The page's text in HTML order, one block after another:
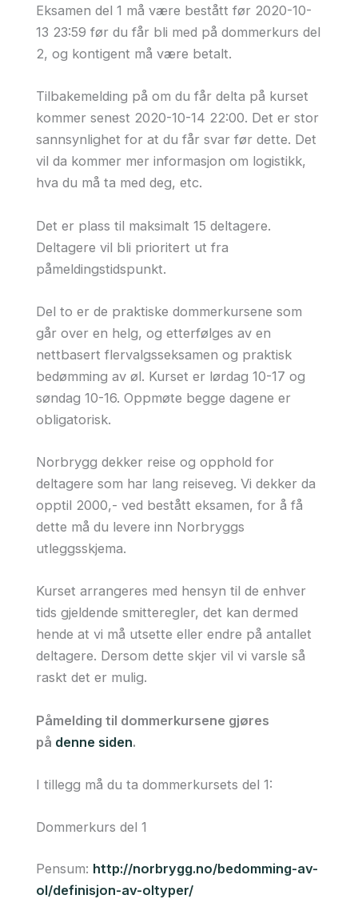
Eksamen del 1 må være bestått før 2020-10-
13 23:59 før du får bli med på dommerkurs del
2, og kontigent må være betalt.
Tilbakemelding på om du får delta på kurset
kommer senest 2020-10-14 22:00. Det er stor
sannsynlighet for at du får svar før dette. Det
vil da kommer mer informasjon om logistikk,
hva du må ta med deg, etc.
Det er plass til maksimalt 15 deltagere.
Deltagere vil bli prioritert ut fra
påmeldingstidspunkt.
Del to er de praktiske dommerkursene som
går over en helg, og etterfølges av en
nettbasert flervalgsseksamen og praktisk
bedømming av øl. Kurset er lørdag 10-17 og
søndag 10-16. Oppmøte begge dagene er
obligatorisk.
Norbrygg dekker reise og opphold for
deltagere som har lang reiseveg. Vi dekker da
opptil 2000,- ved bestått eksamen, for å få
dette må du levere inn Norbryggs
utleggsskjema.
Kurset arrangeres med hensyn til de enhver
tids gjeldende smitteregler, det kan dermed
hende at vi må utsette eller endre på antallet
deltagere. Dersom dette skjer vil vi varsle så
raskt det er mulig.
Påmelding til dommerkursene gjøres
på denne siden.
I tillegg må du ta dommerkursets del 1:
Dommerkurs del 1
Pensum: http://norbrygg.no/bedomming-av-
ol/definisjon-av-oltyper/